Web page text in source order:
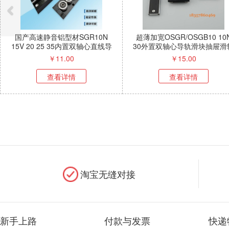
10N
块抽屉滑轨
铝合金抽拉导轨OLG30 35 50双
轴心直线导轨滑块珠宝展柜抽屉
16.00
查看详情
THK同尺寸
直线导轨
淘宝无缝对接
新手上路 付款与发票 快